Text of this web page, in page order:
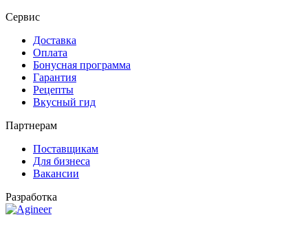
Сервис
Доставка
Оплата
Бонусная программа
Гарантия
Рецепты
Вкусный гид
Партнерам
Поставщикам
Для бизнеса
Вакансии
Разработка